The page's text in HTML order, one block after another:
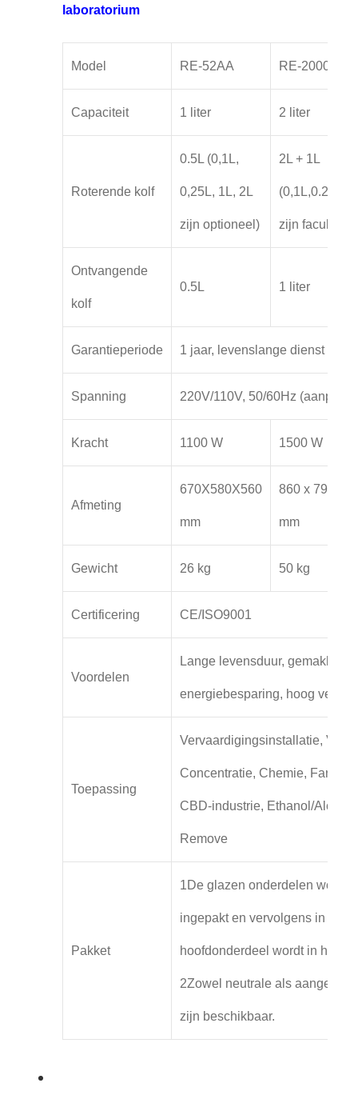
laboratorium
Model RE-52AA RE-2000
Capaciteit 1 liter 2 liter
Roterende kolf
0.5L (0,1L,
0,25L, 1L, 2L
zijn optioneel)
2L + 1L
zijn
Ontvangende
kolf
0.5L 1 liter
Garantieperiode 1 jaar, levenslange dienst
Spanning 220V/110V, 50/60Hz
Kracht 1100 W 1500 W
Afmeting
670X580X560
mm
860 x 795 x
mm
Gewicht 26 kg 50 kg
Certificering CE/ISO9001
Voordelen
Lange levensduur,
energiebesparing, hoog
Toepassing
Vervaardigingsinstallatie,
Concentratie, Chemie,
CBD-industrie, Ethanol/
Remove
Pakket
1De glazen onderdelen
ingepakt en vervolgens in de
hoofdonderdeel wordt in
2Zowel neutrale als
zijn beschikbaar.